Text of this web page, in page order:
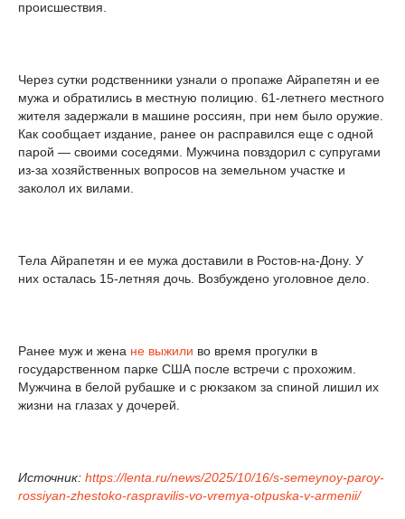
происшествия.
Через сутки родственники узнали о пропаже Айрапетян и ее
мужа и обратились в местную полицию. 61-летнего местного
жителя задержали в машине россиян, при нем было оружие.
Как сообщает издание, ранее он расправился еще с одной
парой — своими соседями. Мужчина повздорил с супругами
из-за хозяйственных вопросов на земельном участке и
заколол их вилами.
Тела Айрапетян и ее мужа доставили в Ростов-на-Дону. У
них осталась 15-летняя дочь. Возбуждено уголовное дело.
Ранее муж и жена не выжили во время прогулки в
государственном парке США после встречи с прохожим.
Мужчина в белой рубашке и с рюкзаком за спиной лишил их
жизни на глазах у дочерей.
Источник: https://lenta.ru/news/2025/10/16/s-semeynoy-paroy-
rossiyan-zhestoko-raspravilis-vo-vremya-otpuska-v-armenii/